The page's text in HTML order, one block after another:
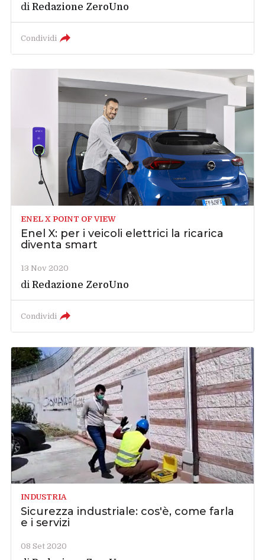
diRedazione ZeroUno
Condividi
ENEL X POINT OF VIEW
Enel X: per i veicoli elettrici la ricarica
diventa smart
13 Nov 2020
diRedazione ZeroUno
Condividi
INDUSTRIA
Sicurezza industriale: cos'è, come farla
e i servizi
08 Set 2020